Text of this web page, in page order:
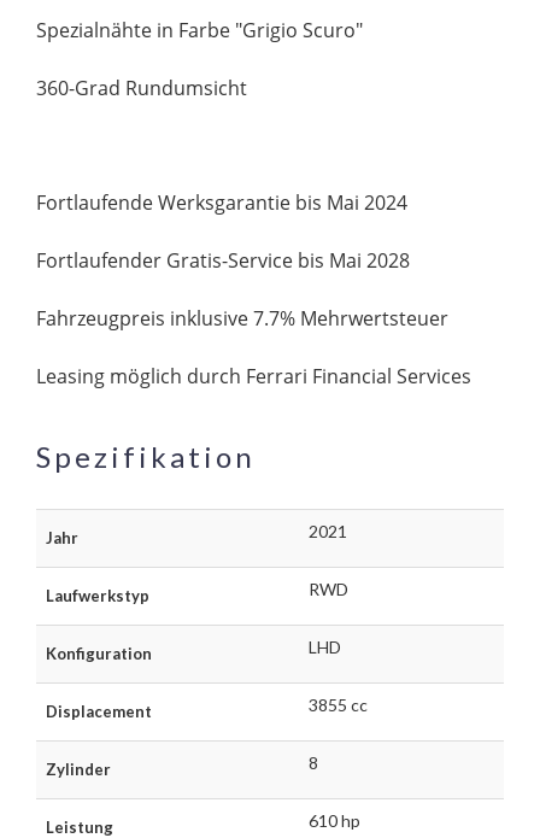
Spezialnähte in Farbe "Grigio Scuro"
360-Grad Rundumsicht
Fortlaufende Werksgarantie bis Mai 2024
Fortlaufender Gratis-Service bis Mai 2028
Fahrzeugpreis inklusive 7.7% Mehrwertsteuer
Leasing möglich durch Ferrari Financial Services
Spezifikation
Jahr 2021
Laufwerkstyp RWD
Konfiguration LHD
Displacement 3855 cc
Zylinder 8
Leistung 610 hp